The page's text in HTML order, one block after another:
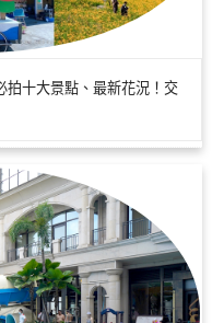
拍十大景點、最新花況！交